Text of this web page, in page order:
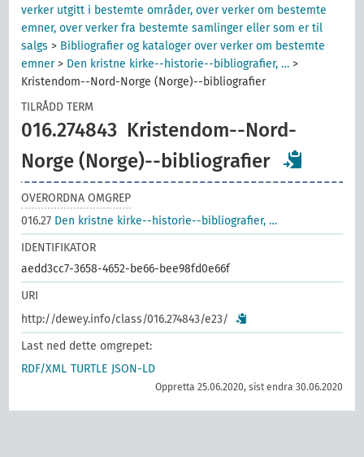
verker utgitt i bestemte områder, over verker om bestemte
emner, over verker fra bestemte samlinger eller som er til
salgs > Bibliografier og kataloger over verker om bestemte
emner> Den kristne kirke--historie--bibliografier, … >
Kristendom--Nord-Norge (Norge)--bibliografier
TILRÅDD TERM
016.274843 Kristendom--Nord-
Norge (Norge)--bibliografier
OVERORDNA OMGREP
016.27 Den kristne kirke--historie--bibliografier, …
IDENTIFIKATOR
aedd3cc7-3658-4652-be66-bee98fd0e66f
URI
http://dewey.info/class/016.274843/e23/
Last ned dette omgrepet:
RDF/XML TURTLE JSON-LD
Oppretta 25.06.2020, sist endra 30.06.2020